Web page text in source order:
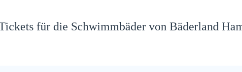
für die Schwimmbäder von Bäderland